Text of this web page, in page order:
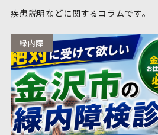
疾患説明などに関するコラムです。
緑内障